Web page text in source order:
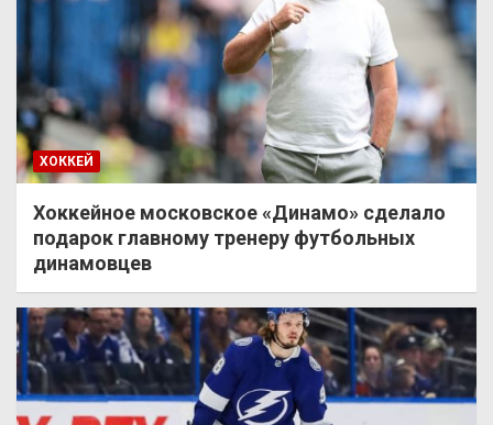
ХОККЕЙ
Хоккейное московское «Динамо» сделало
подарок главному тренеру футбольных
динамовцев